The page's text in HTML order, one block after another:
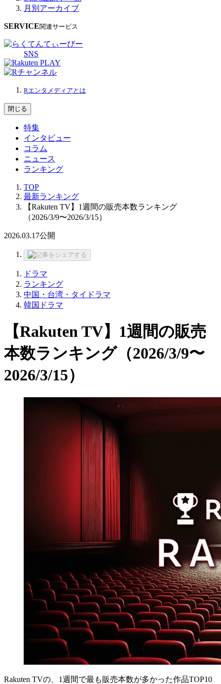
月別アーカイブ
SERVICE関連サービス
SNS
Rエンタメディアとは
閉じる
特集
インタビュー
コラム
ニュース
ランキング
TOP
最新ランキング
【Rakuten TV】1週間の販売本数ランキング
（2026/3/9〜2026/3/15）
2026.03.17公開
ドラマ
ランキング
中国・台湾・タイドラマ
韓国ドラマ
【Rakuten TV】1週間の販売
本数ランキング（2026/3/9〜
2026/3/15）
Rakuten TVの、1週間で最も販売本数が多かった作品TOP10